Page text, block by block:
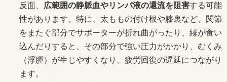
反面、 広範囲の静脈血やリンパ液の還流を阻害する可能
性があります。特に、太ももの付け根や膝裏など、関節
をまたぐ部分でサポーターが折れ曲がったり、縁が食い
込んだりすると、その部分で強い圧力がかかり、むくみ
（浮腫）が生じやすくなり、疲労回復の遅延につながり
ます。